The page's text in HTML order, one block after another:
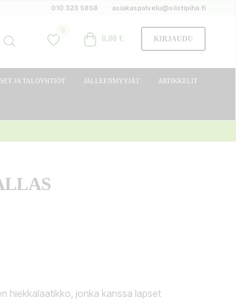
010 323 5858 asiakaspalvelu@siistipiha.fi
0
0,00 € KIRJAUDU
JA TALOYHTIÖT JÄLLEENMYYJÄT ARTIKKELIT
hiekkalaatikko, jonka kanssa lapset